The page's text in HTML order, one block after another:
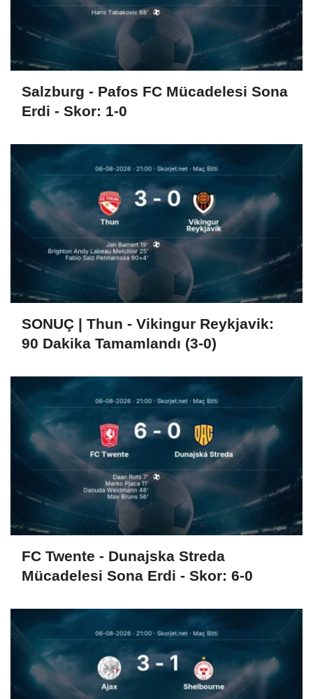
Salzburg - Pafos FC Mücadelesi Sona
Erdi - Skor: 1-0
SONUÇ | Thun - Vikingur Reykjavik:
90 Dakika Tamamlandı (3-0)
FC Twente - Dunajska Streda
Mücadelesi Sona Erdi - Skor: 6-0